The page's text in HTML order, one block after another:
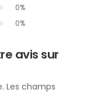
0%
0%
avis sur
Les champs